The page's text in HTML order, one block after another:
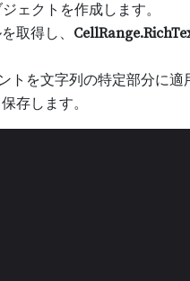
ェクトを作成します。
取得し、
を文字列の特定部分に適
存します。